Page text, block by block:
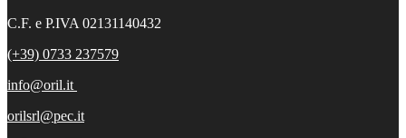
C.F. e P.IVA 02131140432
(+39) 0733 237579
info@oril.it
orilsrl@pec.it